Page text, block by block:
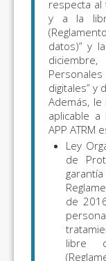
respecta
y a la
datos)” y
digitales” y
Además,
aplicable
APP ATRM
Ley
de
de
libre